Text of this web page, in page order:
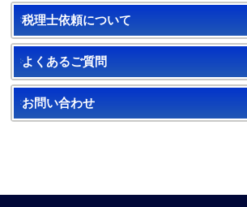
税理士依頼について
よくあるご質問
お問い合わせ